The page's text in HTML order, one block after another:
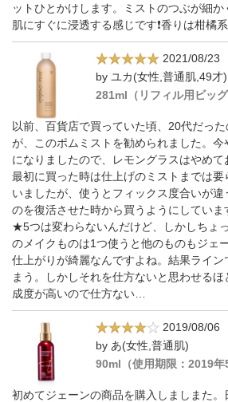
ットひとかけします。ミストのつぶが細か
肌にすぐに浸透する感じです❗香りは柑橘
2021/08/23
by ユカ(女性,普通肌,49才)
281ml（リフィル用ビッグ
以前、百貨店で買っていた頃、20代だっ
が、このポムミストを勧められました。
になりましたので、レモングラスはやめて
最初に買った時は仕上げのミストまでは
いましたが、使うとフィックス度合いが違
のを復活させた時から買うようにしていま
★5つは変わらないんだけど、しかしちょ
のメイクものは1つ使うと他のものもジェ
仕上がりが綺麗なんですよね。結果ライン
まう。しかしそれを仕方ないと思わせる
成度が高いので仕方ない…
2019/08/06
by あ(女性,普通肌)
90ml（使用期限：2019年
初めてジェーンの商品を購入しましまた。